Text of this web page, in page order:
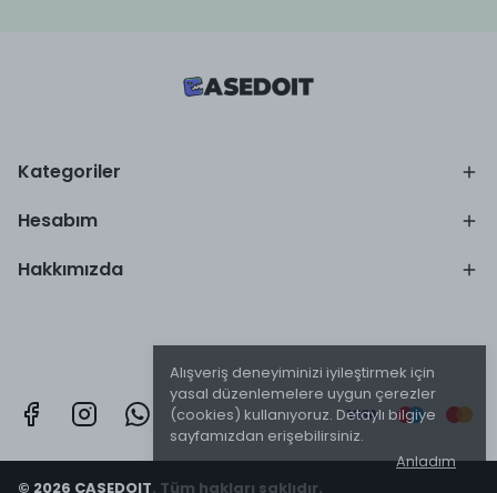
Alışveriş deneyiminizi iyileştirmek için
yasal düzenlemelere uygun çerezler
(cookies) kullanıyoruz. Detaylı bilgiye
sayfamızdan erişebilirsiniz.
Anladım
Kategoriler
Hesabım
Hakkımızda
© 2026 CASEDOIT. Tüm hakları saklıdır.